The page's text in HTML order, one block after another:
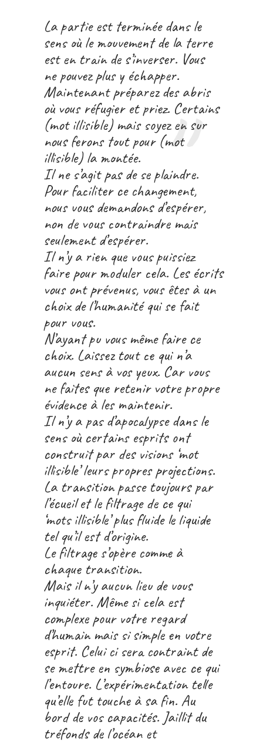
La partie est terminée dans le
sens où le mouvement de la terre
est en train de s’inverser. Vous
ne pouvez plus y échapper.
Maintenant préparez des abris
où vous réfugier et priez. Certains
(mot illisible) mais soyez en sur
nous ferons tout pour (mot
illisible) la montée.
Il ne s’agit pas de se plaindre.
Pour faciliter ce changement,
nous vous demandons d’espérer,
non de vous contraindre mais
seulement d’espérer.
Il n’y a rien que vous puissiez
faire pour moduler cela. Les écrits
vous ont prévenus, vous êtes à un
choix de l’humanité qui se fait
pour vous.
N’ayant pu vous même faire ce
choix. Laissez tout ce qui n’a
aucun sens à vos yeux. Car vous
ne faites que retenir votre propre
évidence à les maintenir.
Il n’y a pas d’apocalypse dans le
sens où certains esprits ont
construit par des visions ‘mot
illisible’ leurs propres projections.
La transition passe toujours par
l’écueil et le filtrage de ce qui
‘mots illisible’ plus fluide le liquide
tel qu’il est d’origine.
Le filtrage s’opère comme à
chaque transition.
Mais il n’y aucun lieu de vous
inquiéter. Même si cela est
complexe pour votre regard
d’humain mais si simple en votre
esprit. Celui ci sera contraint de
se mettre en symbiose avec ce qui
l’entoure. L’expérimentation telle
qu’elle fut touche à sa fin. Au
bord de vos capacités. Jaillit du
tréfonds de l’océan et